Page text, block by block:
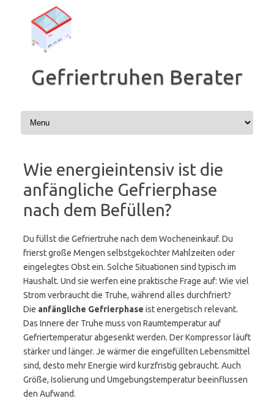
springen
Gefriertruhen Berater
Wie energieintensiv ist die
anfängliche Gefrierphase
nach dem Befüllen?
Du füllst die Gefriertruhe nach dem Wocheneinkauf. Du
frierst große Mengen selbstgekochter Mahlzeiten oder
eingelegtes Obst ein. Solche Situationen sind typisch im
Haushalt. Und sie werfen eine praktische Frage auf: Wie viel
Strom verbraucht die Truhe, während alles durchfriert?
Die anfängliche Gefrierphase ist energetisch relevant.
Das Innere der Truhe muss von Raumtemperatur auf
Gefriertemperatur abgesenkt werden. Der Kompressor läuft
stärker und länger. Je wärmer die eingefüllten Lebensmittel
sind, desto mehr Energie wird kurzfristig gebraucht. Auch
Größe, Isolierung und Umgebungstemperatur beeinflussen
den Aufwand.